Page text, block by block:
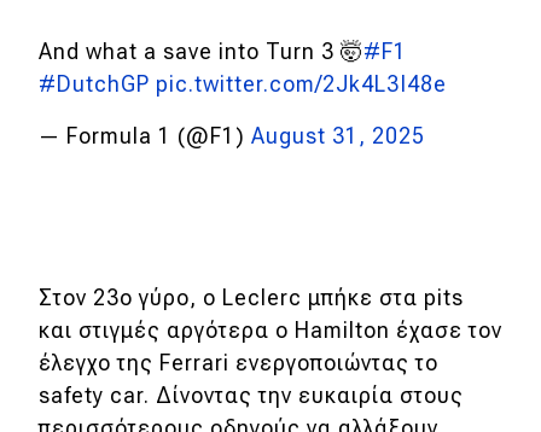
And what a save into Turn 3 🤯#F1
#DutchGP pic.twitter.com/2Jk4L3I48e
— Formula 1 (@F1) August 31, 2025
Στον 23ο γύρο, ο Leclerc μπήκε στα pits
και στιγμές αργότερα ο Hamilton έχασε τον
έλεγχο της Ferrari ενεργοποιώντας το
safety car. Δίνοντας την ευκαιρία στους